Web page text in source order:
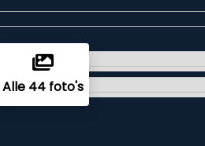
Alle 44 foto's